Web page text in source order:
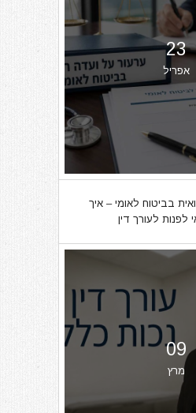
23
אפריל
בביטוח לאומי – איך
לפנות לעורך דין
09
מרץ